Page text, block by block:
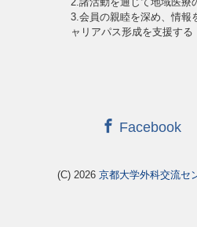
3.会員の親睦を深め、情報
ャリアパス形成を支援する
Facebook
(C) 2026 京都大学外科交流セ